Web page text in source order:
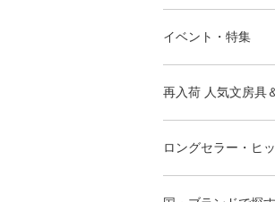
イベント・特集
再入荷 人気文房具
ロングセラー・ヒ